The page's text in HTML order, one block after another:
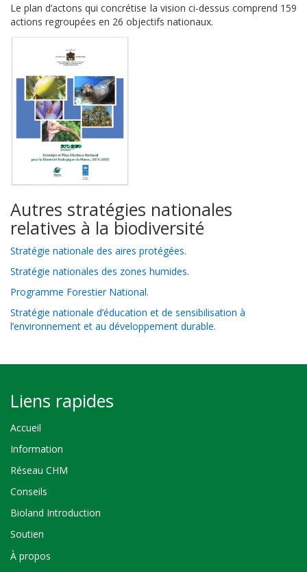
Le plan d’actons qui concrétise la vision ci-dessus comprend 159
actions regroupées en 26 objectifs nationaux.
Autres stratégies nationales
relatives à la biodiversité
Stratégie nationale des aires protégées.
Stratégie nationales des zones humides.
Programme Forestier National.
Stratégie nationale d’éducation et de sensibilisation à
l’environnement et au développement durable.
Liens rapides
Accueil
Information
Réseau CHM
Conseils
Bioland Introduction
Soutien
À propos